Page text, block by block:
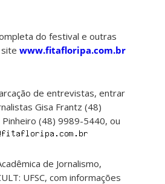
do festival e outras
sitewww.fitafloripa.com.br
de entrevistas, entrar
Gisa Frantz (48)
(48) 9989-5440, ou
de Jornalismo,
UFSC, com informações